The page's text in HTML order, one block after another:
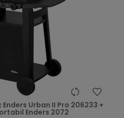
Urban II Pro 206233 +
Enders 2072